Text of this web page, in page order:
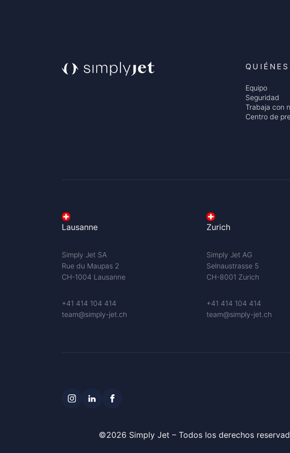
Equipo
Seguridad
Trabaja con
Centro de
Lausanne
Simply Jet SA
Rue du Maupas 2
CH-1004 Lausanne
+41 414 104 414
team@simply-jet.ch
Zurich
Simply Jet AG
Selnaustrasse 5
CH-8001 Zurich
+41 414 104 414
team@simply-jet.ch
©2026 Simply Jet – Todos los derechos